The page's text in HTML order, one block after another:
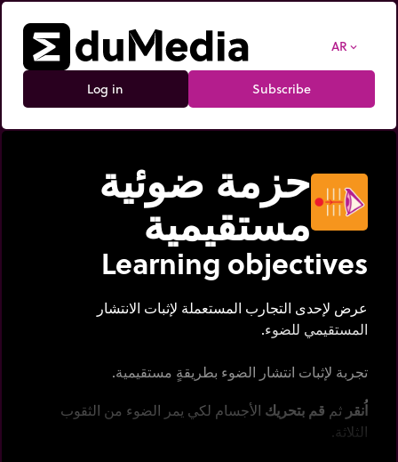
AR expand_more
Log in Subscribe
حزمة ضوئية
مستقيمية
Learning objectives
عرض لإحدى التجارب المستعملة لإثبات الانتشار
المستقيمي للضوء.
تجربة لإثبات انتشار الضوء بطريقةٍ مستقيمية.
اُنقر ثم قم بتحريك الأجسام لكي يمر الضوء من الثقوب
الثلاثة.